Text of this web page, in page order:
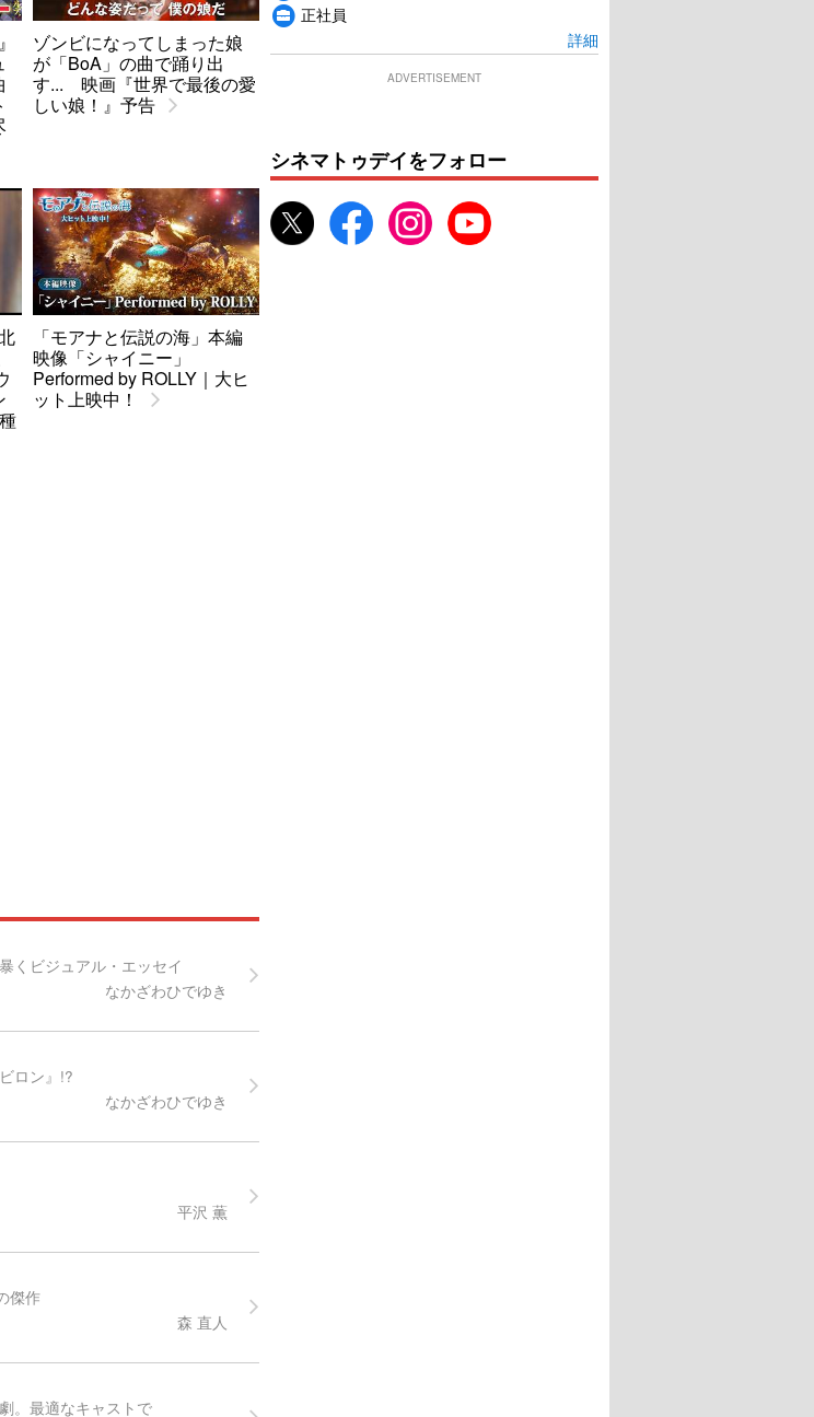
ゾンビになってしまった娘
が「BoA」の曲で踊り出
す... 映画『世界で最後の愛
しい娘！』予告
「モアナと伝説の海」本編
映像「シャイニー」
Performed by ROLLY｜大ヒ
ット上映中！
くビジュアル・エッセイ
なかざわひでゆき
ロン』!?
なかざわひでゆき
平沢 薫
傑作
森 直人
。最適なキャストで
正社員
詳細
ADVERTISEMENT
シネマトゥデイをフォロー